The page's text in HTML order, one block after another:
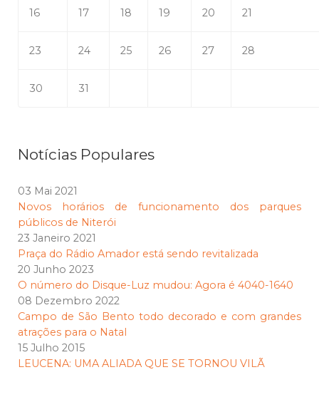
16 17 18 19 20 21
23 24 25 26 27 28
30 31
Notícias Populares
03 Mai 2021
Novos horários de funcionamento dos parques
públicos de Niterói
23 Janeiro 2021
Praça do Rádio Amador está sendo revitalizada
20 Junho 2023
O número do Disque-Luz mudou: Agora é 4040-1640
08 Dezembro 2022
Campo de São Bento todo decorado e com grandes
atrações para o Natal
15 Julho 2015
LEUCENA: UMA ALIADA QUE SE TORNOU VILÃ